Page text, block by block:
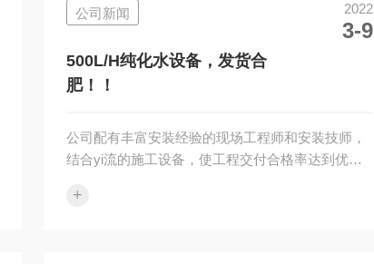
员的培训。我公司对用户实行设备一年保修，终身
服务的原则，均建立档案，进行跟踪服务，确保质
量水平。
公司新闻 2022
3-9
500L/H纯化水设备，发货合
肥！！
公司配有丰富安装经验的现场工程师和安装技师，
结合yi流的施工设备，使工程交付合格率达到优良
利通过认证验收！附近有需要安装售后的请和我们
+